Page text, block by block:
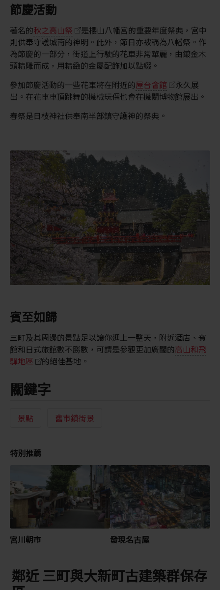
節慶活動
著名的秋之高山祭
是櫻山八幡宮的重要年度祭典，宮中
則供奉守護城南的神明。此外，節日亦被稱為八幡祭。作
為節慶的一部分，街道上行駛的花車非常華麗，由鍍金木
頭精雕而成，用精緻的金屬配飾加以點綴。
參加節慶活動的一些花車將在附近的屋台會館
永久展
出。在花車車頂跳舞的機械玩偶也會在機關博物館展出。
春祭是日枝神社供奉南半部鎮守護神的祭典。
賓至如歸
三町及其周邊的景點足以讓你逛上一整天，附近酒店、賓
館和日式旅館數不勝數，可謂是參觀更加廣闊的高山和飛
驒地區
的絕佳基地。
關鍵字
景點 舊市鎮街景
特別推薦
宮川朝市 發現名古屋
鄰近 三町與大新町古建築群保存